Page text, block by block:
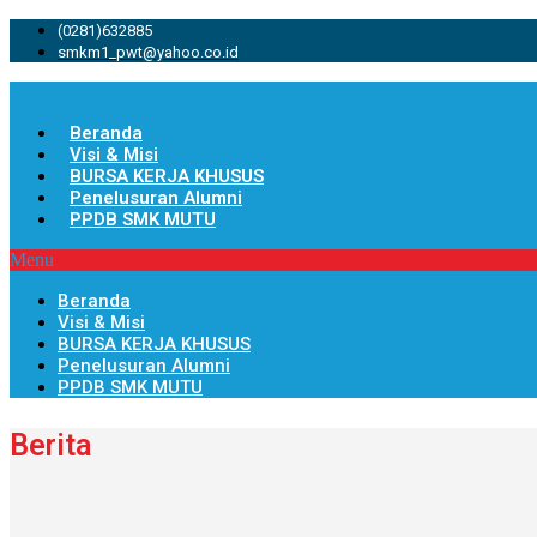
(0281)632885
smkm1_pwt@yahoo.co.id
Beranda
Visi & Misi
BURSA KERJA KHUSUS
Penelusuran Alumni
PPDB SMK MUTU
Menu
Beranda
Visi & Misi
BURSA KERJA KHUSUS
Penelusuran Alumni
PPDB SMK MUTU
Berita